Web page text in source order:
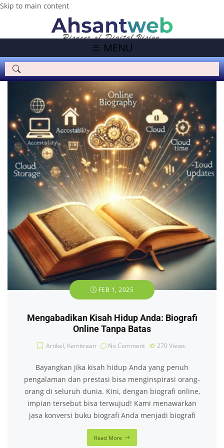
Skip to main content
MENU
FEB 1, 2025
Mengabadikan Kisah Hidup Anda: Biografi
Online Tanpa Batas
Artikel, Kemitraan No Comment 270 Views
Bayangkan jika kisah hidup Anda yang penuh
pengalaman dan prestasi bisa menginspirasi orang-
orang di seluruh dunia. Kini, dengan biografi online,
impian tersebut bisa terwujud! Kami menawarkan
jasa konversi buku biografi Anda menjadi biografi
Read More